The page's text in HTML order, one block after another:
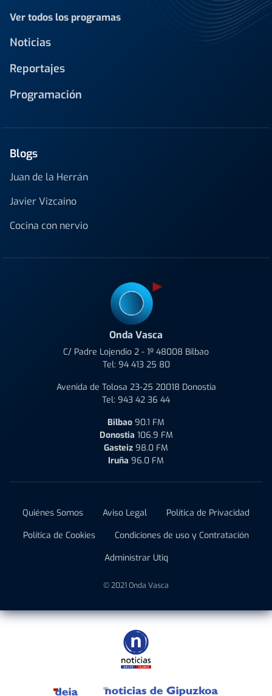
Ver todos los programas
Noticias
Reportajes
Programación
Blogs
Juan de la Herrán
Javier Vizcaino
Cocina con nervio
Onda Vasca
C/ Padre Lojendio 2 - 1º 48008 Bilbao
Tel: 94 413 25 80
Avenida de Tolosa 23-25 20018 Donostia
Tel: 943 42 36 44
Bilbao 90.1 FM
Donostia 106.9 FM
Gasteiz 98.0 FM
Iruña 96.0 FM
Quiénes Somos Aviso Legal
Política de Privacidad
Política de Cookies
Condiciones de uso y Contratación
Administrar Utiq
© 2021 Onda Vasca